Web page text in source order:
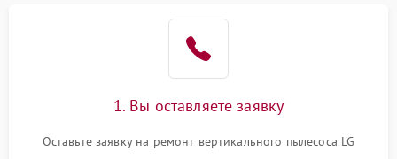
1. Вы оставляете заявку
Оставьте заявку на ремонт вертикального пылесоса LG